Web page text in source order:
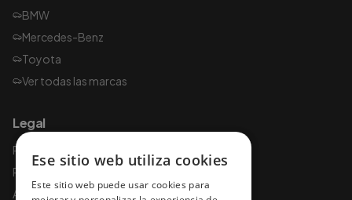
BMW
Mercedes-Benz
Toyota
Ver todas las marcas
Legal
Política de privacidad
Política de cookies
Aviso legal
Ese sitio web utiliza cookies
Este sitio web puede usar cookies para